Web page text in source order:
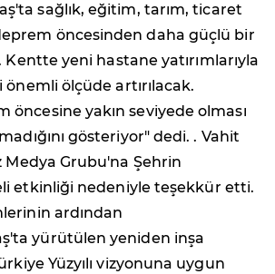
sağlık, eğitim, tarım, ticaret
öncesinden daha güçlü bir
Kentte yeni hastane yatırımlarıyla
ölçüde artırılacak.
öncesine yakın seviyede olması
gösteriyor" dedi. . Vahit
Medya Grubu'na Şehrin
etkinliği nedeniyle teşekkür etti.
ardından
yürütülen yeniden inşa
Yüzyılı vizyonuna uygun